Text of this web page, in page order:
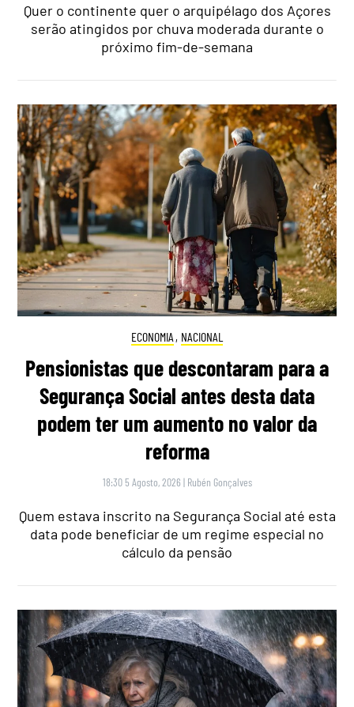
Quer o continente quer o arquipélago dos Açores
serão atingidos por chuva moderada durante o
próximo fim-de-semana
ECONOMIA , NACIONAL
Pensionistas que descontaram para a
Segurança Social antes desta data
podem ter um aumento no valor da
reforma
18:30 5 Agosto, 2026 | Rubén Gonçalves
Quem estava inscrito na Segurança Social até esta
data pode beneficiar de um regime especial no
cálculo da pensão